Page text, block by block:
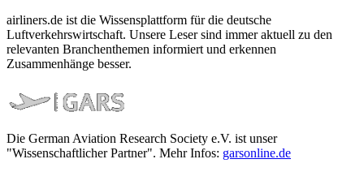
airliners.de ist die Wissensplattform für die deutsche
Luftverkehrswirtschaft. Unsere Leser sind immer aktuell zu den
relevanten Branchenthemen informiert und erkennen
Zusammenhänge besser.
Die German Aviation Research Society e.V. ist unser
"Wissenschaftlicher Partner". Mehr Infos: garsonline.de